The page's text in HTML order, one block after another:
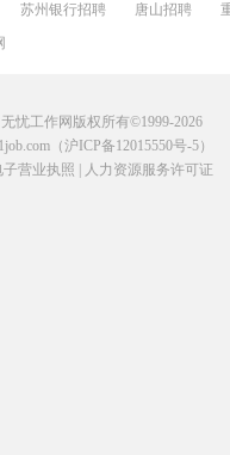
苏州银行招聘 唐山招聘
无忧工作网版权所有©1999-2026
（沪ICP备12015550号-5）
子营业执照
人力资源服务许可证